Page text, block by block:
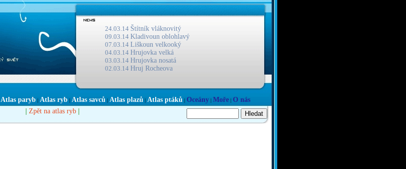
24.03.14 Štítník vláknovitý
09.03.14 Kladivoun oblohlavý
07.03.14 Liškoun velkooký
04.03.14 Hrujovka velká
03.03.14 Hrujovka nosatá
02.03.14 Hruj Rocheova
Atlas paryb | Atlas ryb | Atlas savců | Atlas plazů | Atlas ptáků | Oceány | Moře | O nás
| Zpět na atlas ryb |